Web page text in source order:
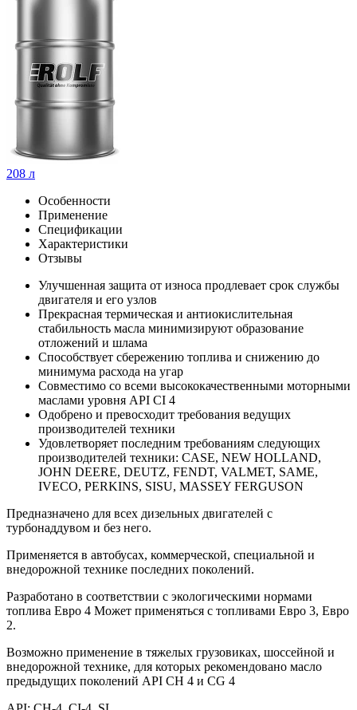
208 л
Особенности
Применение
Спецификации
Характеристики
Отзывы
Улучшенная защита от износа продлевает срок службы
двигателя и его узлов
Прекрасная термическая и антиокислительная
стабильность масла минимизируют образование
отложений и шлама
Способствует сбережению топлива и снижению до
минимума расхода на угар
Совместимо со всеми высококачественными моторными
маслами уровня API CI 4
Одобрено и превосходит требования ведущих
производителей техники
Удовлетворяет последним требованиям следующих
производителей техники: CASE, NEW HOLLAND,
JOHN DEERE, DEUTZ, FENDT, VALMET, SAME,
IVECO, PERKINS, SISU, MASSEY FERGUSON
Предназначено для всех дизельных двигателей с
турбонаддувом и без него.
Применяется в автобусах, коммерческой, специальной и
внедорожной технике последних поколений.
Разработано в соответствии с экологическими нормами
топлива Евро 4 Может применяться с топливами Евро 3, Евро
2.
Возможно применение в тяжелых грузовиках, шоссейной и
внедорожной технике, для которых рекомендовано масло
предыдущих поколений API CH 4 и CG 4